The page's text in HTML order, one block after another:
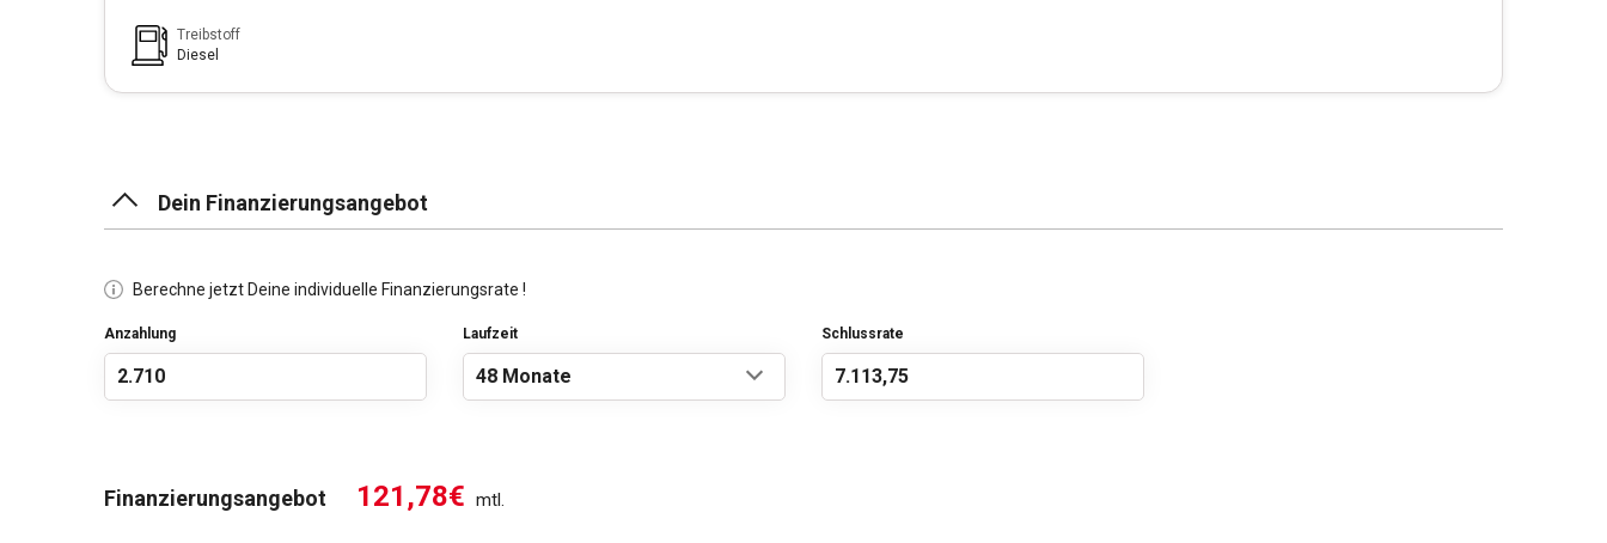
Treibstoff
Diesel
Dein Finanzierungsangebot
Berechne jetzt Deine individuelle Finanzierungsrate !
Anzahlung Laufzeit Schlussrate
Finanzierungsangebot 121,78€ mtl.